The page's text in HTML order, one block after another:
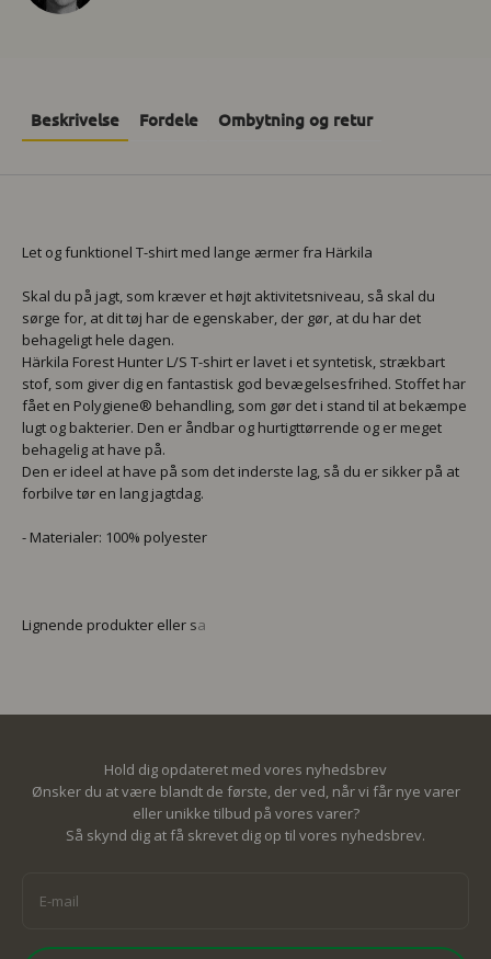
Beskrivelse Fordele Ombytning og retur
Let og funktionel T-shirt med lange ærmer fra Härkila
Skal du på jagt, som kræver et højt aktivitetsniveau, så skal du
sørge for, at dit tøj har de egenskaber, der gør, at du har det
behageligt hele dagen.
Härkila Forest Hunter L/S T-shirt er lavet i et syntetisk, strækbart
stof, som giver dig en fantastisk god bevægelsesfrihed. Stoffet har
fået en Polygiene® behandling, som gør det i stand til at bekæmpe
lugt og bakterier. Den er åndbar og hurtigttørrende og er meget
behagelig at have på.
Den er ideel at have på som det inderste lag, så du er sikker på at
forbilve tør en lang jagtdag.
- Materialer: 100% polyester
Hold dig opdateret med vores nyhedsbrev
Ønsker du at være blandt de første, der ved, når vi får nye varer
eller unikke tilbud på vores varer?
Så skynd dig at få skrevet dig op til vores nyhedsbrev.
E-mail